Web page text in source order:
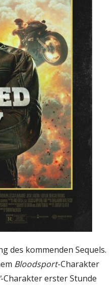
des kommenden Sequels.
Bloodsport-Charakter
-Charakter erster Stunde